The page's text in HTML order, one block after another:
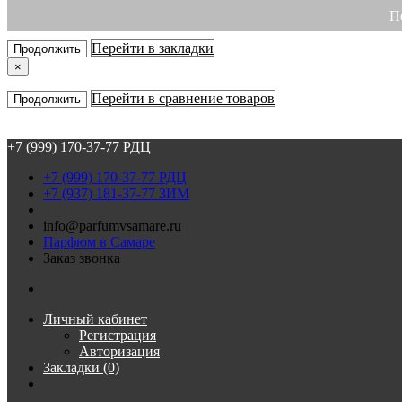
Продолжить Перейти в закладки
×
Продолжить Перейти в сравнение товаров
+7 (999) 170-37-77 РДЦ
+7 (999) 170-37-77 РДЦ
+7 (937) 181-37-77 ЗИМ
info@parfumvsamare.ru
Парфюм в Самаре
Заказ звонка
Личный кабинет
Регистрация
Авторизация
Закладки (0)